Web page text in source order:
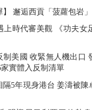
【欣有靈犀】 邂逅西貢「菠蘿包岩」
觀 《功夫女足》探索女性敘
收緊無人機出口 發起首例外貿國
列6家實體入反制清單
台 姜濤被陳卓賢揭借錢封利